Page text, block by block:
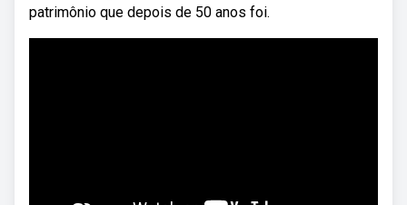
patrimônio que depois de 50 anos foi.